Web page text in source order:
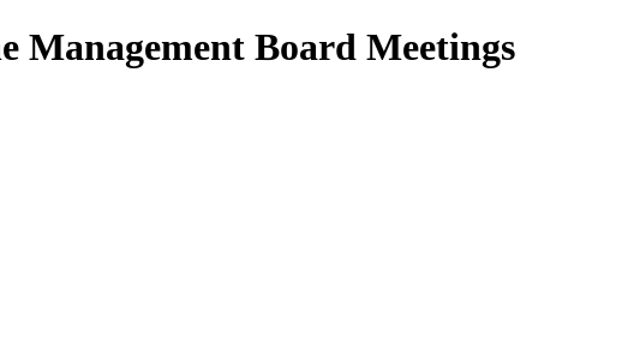
Management Board Meetings